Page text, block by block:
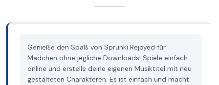
Genieße den Spaß von Sprunki Rejoyed für
Mädchen ohne jegliche Downloads! Spiele einfach
online und erstelle deine eigenen Musiktitel mit neu
gestalteten Charakteren. Es ist einfach und macht